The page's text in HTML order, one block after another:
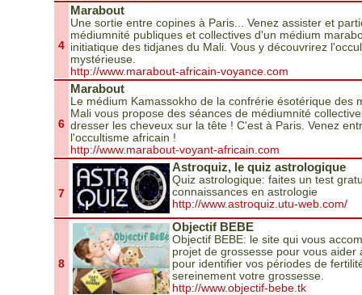
4
Marabout
Une sortie entre copines à Paris... Venez assister et
médiumnité publiques et collectives d'un médium
initiatique des tidjanes du Mali. Vous y découvrirez
mystérieuse.
http://www.marabout-africain-voyance.com
6
Marabout
Le médium Kamassokho de la confrérie ésotérique des
Mali vous propose des séances de médiumnité
dresser les cheveux sur la tête ! C'est à Paris. Venez
l'occultisme africain !
http://www.marabout-voyant-africain.com
7
Astroquiz, le quiz astrologique
Quiz astrologique: faites un test
connaissances en astrologie
http://www.astroquiz.utu-web.com/
8
Objectif BEBE
Objectif BEBE: le site qui vous
projet de grossesse pour vous aider
pour identifier vos périodes de
sereinement votre grossesse.
http://www.objectif-bebe.tk